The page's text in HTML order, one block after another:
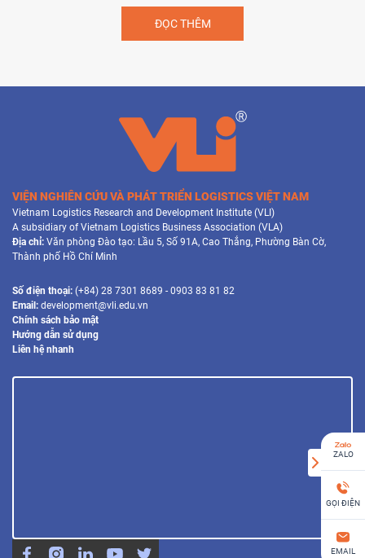
ĐỌC THÊM
VIỆN NGHIÊN CỨU VÀ PHÁT TRIỂN LOGISTICS VIỆT NAM
Vietnam Logistics Research and Development Institute (VLI)
A subsidiary of Vietnam Logistics Business Association (VLA)
Địa chỉ: Văn phòng Đào tạo: Lầu 5, Số 91A, Cao Thắng, Phường Bàn Cờ,
Thành phố Hồ Chí Minh
Số điện thoại: (+84) 28 7301 8689 - 0903 83 81 82
Email: development@vli.edu.vn
Chính sách bảo mật
Hướng dẫn sử dụng
Liên hệ nhanh
ZALO
GỌI ĐIỆN
EMAIL